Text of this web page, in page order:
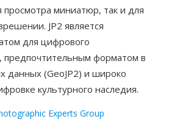
просмотра миниатюр, так и для
JP2 является
для цифрового
предпочтительным форматом в
данных (GeoJP2) и широко
культурного наследия.
Experts Group